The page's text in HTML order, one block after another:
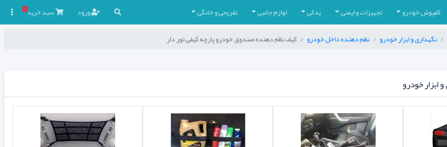
کفپوش خودرو تجهیزات و ایمنی یدکی لوازم جانبی تفریحی و خانگی ورود سبدخرید۰
نگهداری و ابزار خودرو نظم دهنده داخل خودرو کیف نظم دهنده صندوق خودرو پارچه کیفی تور دار
ابزار خودرو